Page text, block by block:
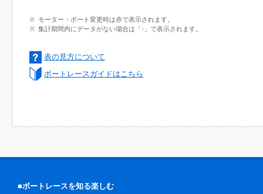
モーター・ボート変更時は赤で表示されます。
集計期間内にデータがない場合は「-」で表示されます。
表の見方について
ボートレースガイドはこちら
■ボートレースを知る楽しむ